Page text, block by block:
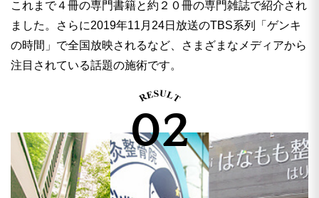
これまで４冊の専門書籍と約２０冊の専門雑誌で紹介され
ました。さらに2019年11月24日放送のTBS系列「ゲンキ
の時間」で全国放映されるなど、さまざまなメディアから
注目されている話題の施術です。
02